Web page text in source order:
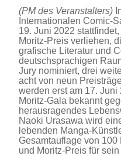
(PM des Veranstalters)
Internationalen Comic-
19. Juni 2022
Moritz-Preis verliehen,
grafische Literatur und
deutschsprachigen
Jury nominiert, drei
acht von neun
werden erst am 17. Juni
Moritz-Gala bekannt
herausragendes
Naoki Urasawa wird
lebenden Manga-
Gesamtauflage von
und Moritz-Preis für